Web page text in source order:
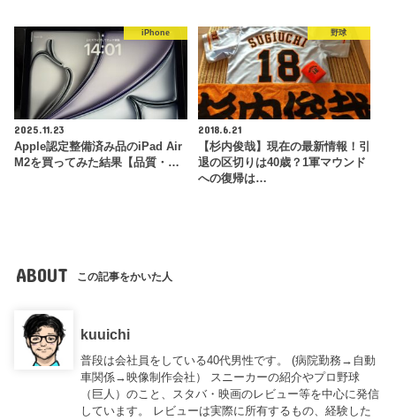
iPhone
2025.11.23
Apple認定整備済み品のiPad Air
M2を買ってみた結果【品質・…
野球
2018.6.21
【杉内俊哉】現在の最新情報！引
退の区切りは40歳？1軍マウンド
への復帰は…
ABOUT この記事をかいた人
kuuichi
普段は会社員をしている40代男性です。 (病院勤務→自動
車関係→映像制作会社） スニーカーの紹介やプロ野球
（巨人）のこと、スタバ・映画のレビュー等を中心に発信
しています。 レビューは実際に所有するもの、経験した